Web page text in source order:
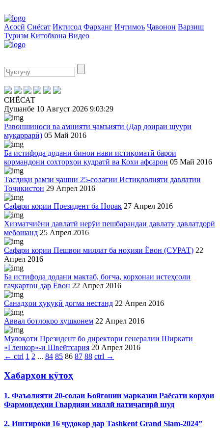
Асосӣ Сиёсат Иқтисод Фарҳанг Иҷтимоъ Ҷавонон Варзиш
Туризм Китобхона Видео
СИЁСАТ
Душанбе 10 Август 2026 9:03:29
Равоншиносӣ ва амнияти ҷамъиятӣ (Дар доираи шуури
муқаррарӣ) 05 Май 2016
Ба истифода додани бинои нави истиқоматӣ барои
кормандони сохторҳои қудратӣ ва Кохи афсарон 05 Май 2016
Тасдиқи рамзи ҷашни 25-солагии Истиқлолияти давлатии
Тоҷикистон 29 Апрел 2016
Сафари кории Президент ба Норак 27 Апрел 2016
Хизматчиёни давлатӣ нерӯи пешбарандаи давлату давлатдорӣ
мебошанд 25 Апрел 2016
Сафари кории Пешвои миллат ба ноҳияи Ёвон (СУРАТ) 22
Апрел 2016
Ба истифода додани мактаб, боғча, корхонаи истеҳсоли
гаҷкартон дар Ёвон 22 Апрел 2016
Санадҳои ҳуқуқӣ догма нестанд 22 Апрел 2016
Аввал ботлоқро хушконем 22 Апрел 2016
Мулоқоти Президент бо директори генералии Ширкати
«Гленкор»-и Швейтсария 20 Апрел 2016
← ctrl 1 2 ... 84 85 86 87 88 ctrl →
Хабарҳои кӯтоҳ
1. Фаъолияти 20-солаи Бойгонии марказии Раёсати корҳои
Фармондеҳии Гвардияи миллӣ натиҷагирӣ шуд
2. Иштироки 16 ҷудокор дар Tashkent Grand Slam-2024”